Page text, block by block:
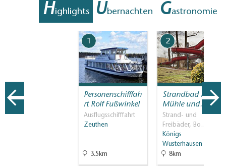
Highlights Übernachten Gastronomie
1
Personenschifffah
rt Rolf Fußwinkel
Ausflugsschifffahrt
Zeuthen
3.5km
2
Strandbad Neue
Mühle und…
Strand- und
Freibäder, Bo…
Königs
Wusterhausen
8km